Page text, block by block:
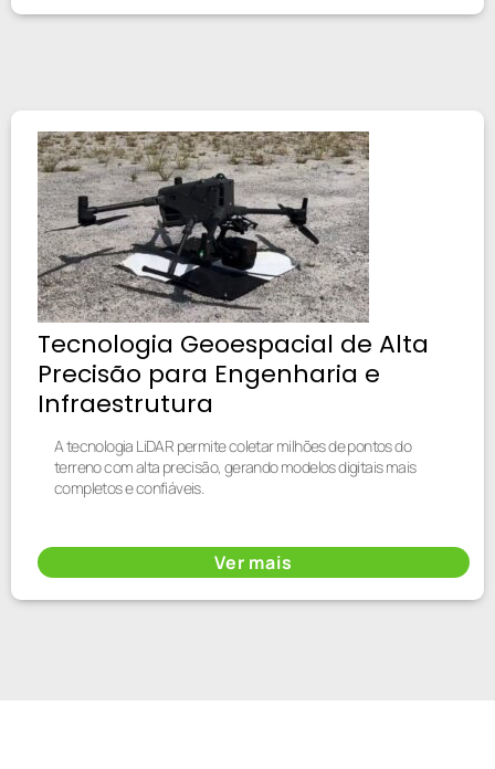
Tecnologia Geoespacial de Alta
Precisão para Engenharia e
Infraestrutura
A tecnologia LiDAR permite coletar milhões de pontos do
terreno com alta precisão, gerando modelos digitais mais
completos e confiáveis.
Ver mais